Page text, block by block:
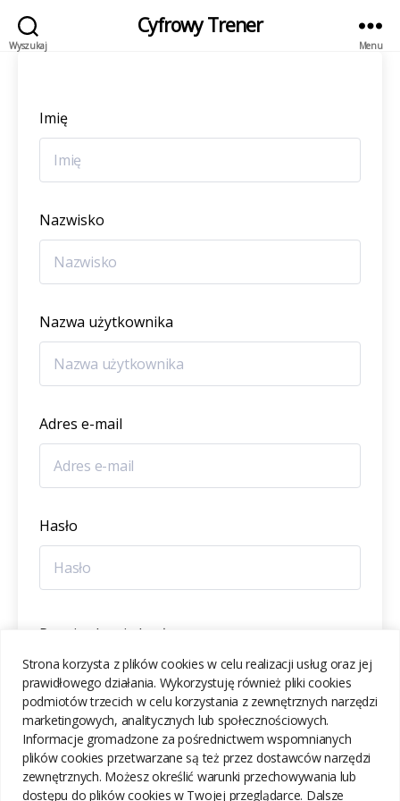
Strona korzysta z plików cookies w celu realizacji usług oraz jej
prawidłowego działania. Wykorzystuję również pliki cookies
podmiotów trzecich w celu korzystania z zewnętrznych narzędzi
marketingowych, analitycznych lub społecznościowych.
Informacje gromadzone za pośrednictwem wspomnianych
plików cookies przetwarzane są też przez dostawców narzędzi
zewnętrznych. Możesz określić warunki przechowywania lub
dostępu do plików cookies w Twojej przeglądarce. Dalsze
Wyszukaj
Cyfrowy Trener
Menu
Imię
Nazwisko
Nazwa użytkownika
Adres e-mail
Hasło
Potwierdzenie hasła
ZAREJESTRUJ SIĘ